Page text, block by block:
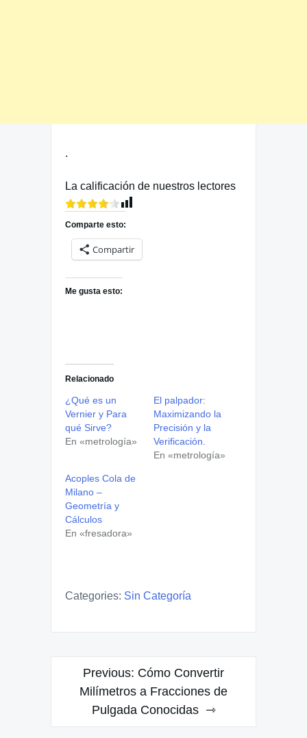
.
La calificación de nuestros lectores
Comparte esto:
Compartir
Me gusta esto:
Relacionado
¿Qué es un
Vernier y Para
qué Sirve?
En «metrología»
El palpador:
Maximizando la
Precisión y la
Verificación.
En «metrología»
Acoples Cola de
Milano –
Geometría y
Cálculos
En «fresadora»
Categories: Sin Categoría
Navegación
entradas
Previous: Cómo Convertir
Milímetros a Fracciones de
Pulgada Conocidas